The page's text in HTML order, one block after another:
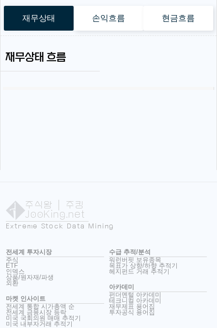
재무상태 손익흐름 현금흐름
재무상태 흐름
주식왕 | 주킹
JooKing.net
Extreme Stock Data Mining
전세계 투자시장
주식
ETF
인덱스
상품/원자재/파생
외환
마켓 인사이트
전세계 통합 시가총액 순
전세계 금융시장 등락
미국 국회의원 매매 추적기
미국 내부자거래 추적기
수급 추적/분석
워런버핏 보유종목
목표가 상향/하향 추적기
헤지펀드 거래 추적기
아카데미
펀더멘털 아카데미
테크니컬 아카데미
재무제표 용어집
투자공식 용어집